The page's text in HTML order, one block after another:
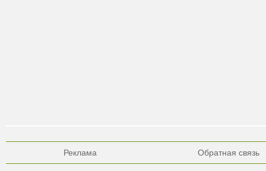
Реклама Обратная связь